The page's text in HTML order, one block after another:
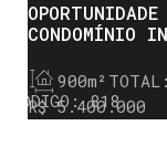
818
CONDOMÍNIO
R$5.400.000
TOTAL:
900m²